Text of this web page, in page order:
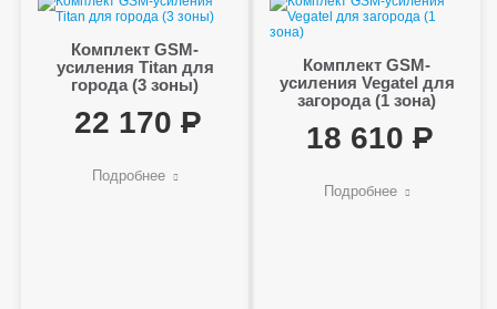
Комплект GSM-
усиления Titan для
города (3 зоны)
22 170
Подробнее
Комплект GSM-
усиления Vegatel для
загорода (1 зона)
18 610
Подробнее